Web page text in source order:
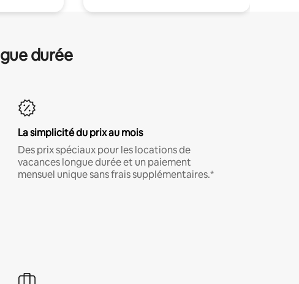
durée
La simplicité du prix au mois
Des prix spéciaux pour les locations de
vacances longue durée et un paiement
mensuel unique sans frais supplémentaires.*